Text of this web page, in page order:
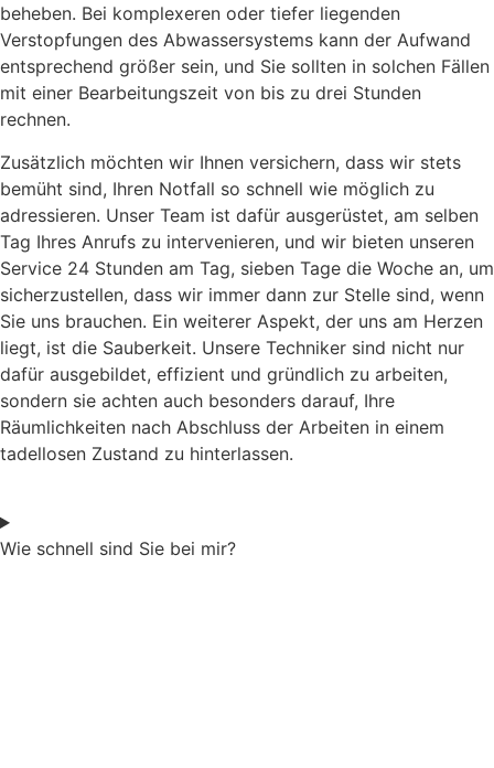
beheben. Bei komplexeren oder tiefer liegenden
Verstopfungen des Abwassersystems kann der Aufwand
entsprechend größer sein, und Sie sollten in solchen Fällen
mit einer Bearbeitungszeit von bis zu drei Stunden
rechnen.
Zusätzlich möchten wir Ihnen versichern, dass wir stets
bemüht sind, Ihren Notfall so schnell wie möglich zu
adressieren. Unser Team ist dafür ausgerüstet, am selben
Tag Ihres Anrufs zu intervenieren, und wir bieten unseren
Service 24 Stunden am Tag, sieben Tage die Woche an, um
sicherzustellen, dass wir immer dann zur Stelle sind, wenn
Sie uns brauchen. Ein weiterer Aspekt, der uns am Herzen
liegt, ist die Sauberkeit. Unsere Techniker sind nicht nur
dafür ausgebildet, effizient und gründlich zu arbeiten,
sondern sie achten auch besonders darauf, Ihre
Räumlichkeiten nach Abschluss der Arbeiten in einem
tadellosen Zustand zu hinterlassen.
Wie schnell sind Sie bei mir?